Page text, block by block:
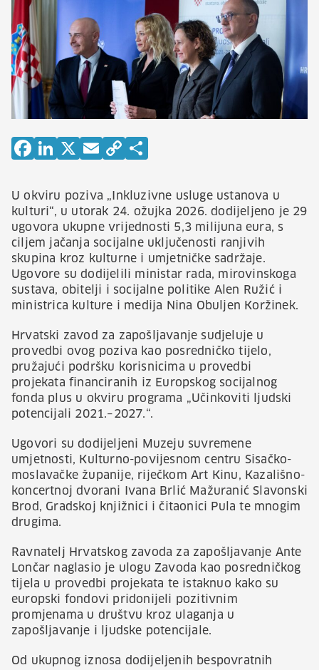
U okviru poziva „Inkluzivne usluge ustanova u
kulturi“, u utorak 24. ožujka 2026. dodijeljeno je 29
ugovora ukupne vrijednosti 5,3 milijuna eura, s
ciljem jačanja socijalne uključenosti ranjivih
skupina kroz kulturne i umjetničke sadržaje.
Ugovore su dodijelili ministar rada, mirovinskoga
sustava, obitelji i socijalne politike Alen Ružić i
ministrica kulture i medija Nina Obuljen Koržinek.
Hrvatski zavod za zapošljavanje sudjeluje u
provedbi ovog poziva kao posredničko tijelo,
pružajući podršku korisnicima u provedbi
projekata financiranih iz Europskog socijalnog
fonda plus u okviru programa „Učinkoviti ljudski
potencijali 2021.–2027.“.
Ugovori su dodijeljeni Muzeju suvremene
umjetnosti, Kulturno-povijesnom centru Sisačko-
moslavačke županije, riječkom Art Kinu, Kazališno-
koncertnoj dvorani Ivana Brlić Mažuranić Slavonski
Brod, Gradskoj knjižnici i čitaonici Pula te mnogim
drugima.
Ravnatelj Hrvatskog zavoda za zapošljavanje Ante
Lončar naglasio je ulogu Zavoda kao posredničkog
tijela u provedbi projekata te istaknuo kako su
europski fondovi pridonijeli pozitivnim
promjenama u društvu kroz ulaganja u
zapošljavanje i ljudske potencijale.
Od ukupnog iznosa dodijeljenih bespovratnih